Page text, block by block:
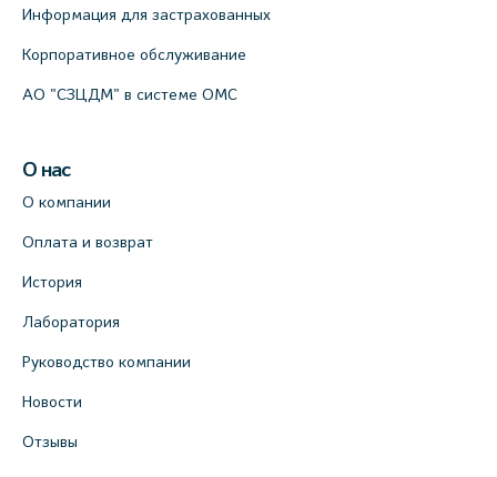
Информация для застрахованных
Корпоративное обслуживание
АО "СЗЦДМ" в системе ОМС
О нас
О компании
Оплата и возврат
История
Лаборатория
Руководство компании
Новости
Отзывы